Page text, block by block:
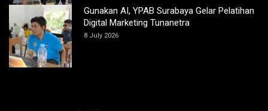
Gunakan AI, YPAB Surabaya Gelar Pelatihan
Digital Marketing Tunanetra
8 July 2026